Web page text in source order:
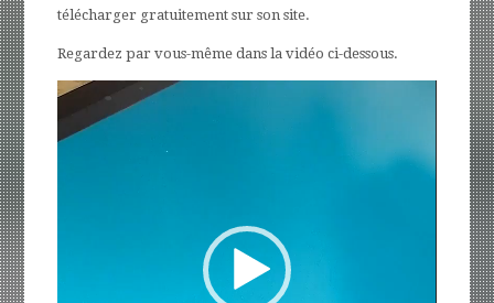
télécharger gratuitement sur son site.
Regardez par vous-même dans la vidéo ci-dessous.
Lecteur